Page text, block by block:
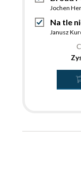
Jochen
Na tle
Janusz